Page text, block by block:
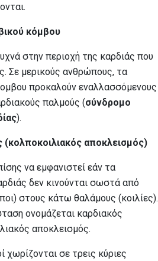
κόμβου
στην περιοχή της καρδιάς που
Σε μερικούς ανθρώπους, τα
προκαλούν εναλλασσόμενους
παλμούς (σύνδρομο
).
(κολποκοιλιακός αποκλεισμός)
να εμφανιστεί εάν τα
δεν κινούνται σωστά από
στους κάτω θαλάμους (κοιλίες).
ονομάζεται καρδιακός
αποκλεισμός.
χωρίζονται σε τρεις κύριες